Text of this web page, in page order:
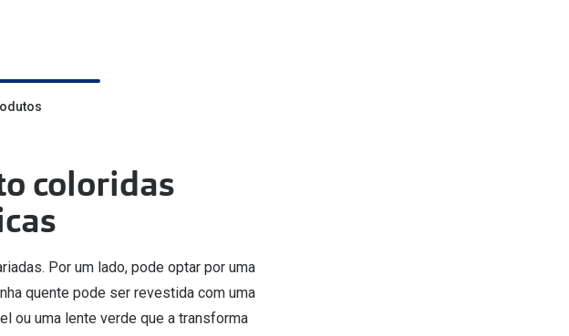
coloridas
Por um lado, pode optar por uma
quente pode ser revestida com uma
ou uma lente verde que a transforma